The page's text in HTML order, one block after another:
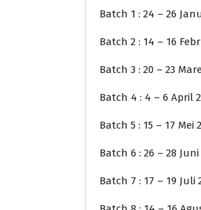
Batch 1 : 24 – 26
Batch 2 : 14 – 16
Batch 3 : 20 – 23
Batch 4 : 4 – 6 April
Batch 5 : 15 – 17 Mei
Batch 6 : 26 – 28 Juni
Batch 7 : 17 – 19 Juli